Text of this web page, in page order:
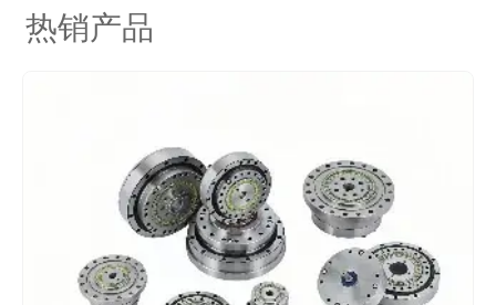
热销产品